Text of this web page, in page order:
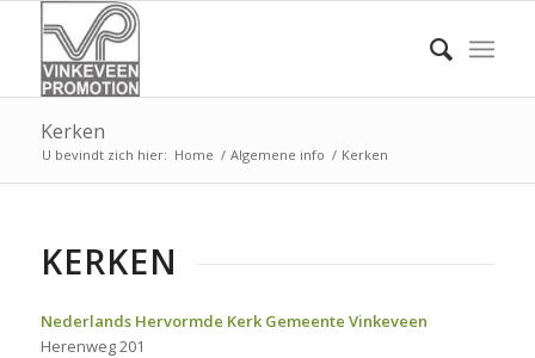
Kerken
U bevindt zich hier: Home / Algemene info / Kerken
KERKEN
Nederlands Hervormde Kerk Gemeente Vinkeveen
Herenweg 201